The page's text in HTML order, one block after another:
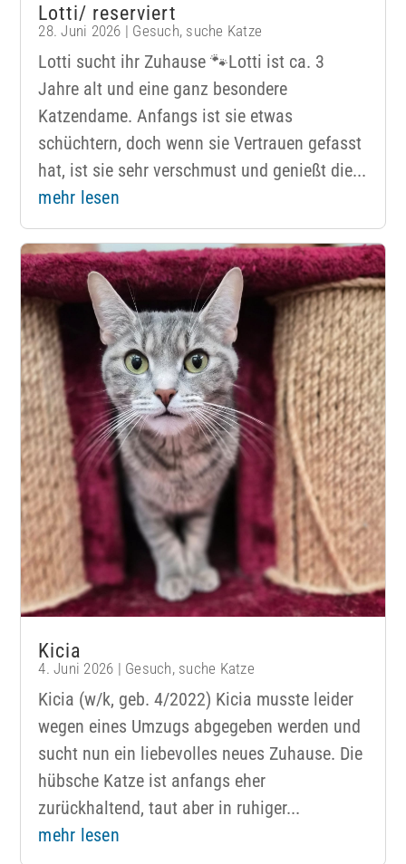
Lotti/ reserviert
28. Juni 2026 | Gesuch, suche Katze
Lotti sucht ihr Zuhause 🐾Lotti ist ca. 3
Jahre alt und eine ganz besondere
Katzendame. Anfangs ist sie etwas
schüchtern, doch wenn sie Vertrauen gefasst
hat, ist sie sehr verschmust und genießt die...
mehr lesen
Kicia
4. Juni 2026 | Gesuch, suche Katze
Kicia (w/k, geb. 4/2022) Kicia musste leider
wegen eines Umzugs abgegeben werden und
sucht nun ein liebevolles neues Zuhause. Die
hübsche Katze ist anfangs eher
zurückhaltend, taut aber in ruhiger...
mehr lesen